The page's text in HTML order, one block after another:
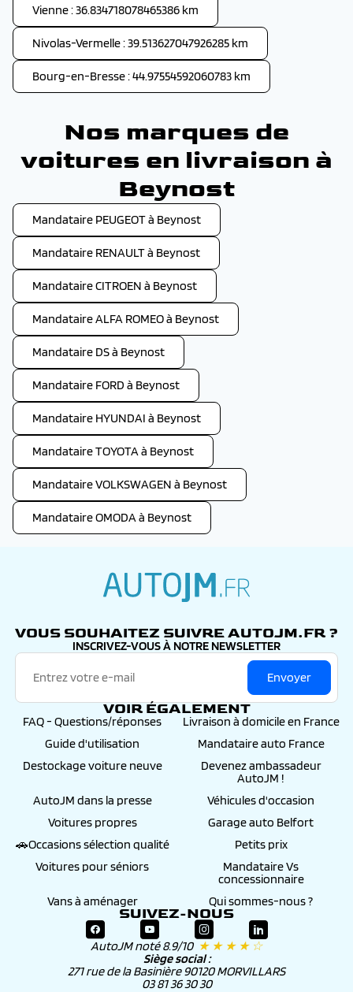
Vienne : 36.834718078465386 km
Nivolas-Vermelle : 39.513627047926285 km
Bourg-en-Bresse : 44.97554592060783 km
Nos marques de
voitures en livraison à
Beynost
Mandataire PEUGEOT à Beynost
Mandataire RENAULT à Beynost
Mandataire CITROEN à Beynost
Mandataire ALFA ROMEO à Beynost
Mandataire DS à Beynost
Mandataire FORD à Beynost
Mandataire HYUNDAI à Beynost
Mandataire TOYOTA à Beynost
Mandataire VOLKSWAGEN à Beynost
Mandataire OMODA à Beynost
VOUS SOUHAITEZ SUIVRE AUTOJM.FR ?
INSCRIVEZ-VOUS À NOTRE NEWSLETTER
Envoyer
VOIR ÉGALEMENT
FAQ - Questions/réponses
Livraison à domicile en France
Guide d'utilisation
Mandataire auto France
Destockage voiture neuve
Devenez ambassadeur
AutoJM !
AutoJM dans la presse
Véhicules d'occasion
Voitures propres
Garage auto Belfort
🚗Occasions sélection qualité
Petits prix
Voitures pour séniors
Mandataire Vs
concessionnaire
Vans à aménager
Qui sommes-nous ?
SUIVEZ-NOUS
AutoJM noté 8.9/10 ★ ★ ★ ★ ☆
Siège social :
271 rue de la Basinière 90120 MORVILLARS
03 81 36 30 30